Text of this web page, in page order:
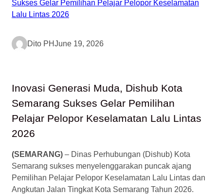
Dito PHJune 19, 2026
Inovasi Generasi Muda, Dishub Kota
Semarang Sukses Gelar Pemilihan
Pelajar Pelopor Keselamatan Lalu Lintas
2026
(SEMARANG) – Dinas Perhubungan (Dishub) Kota
Semarang sukses menyelenggarakan puncak ajang
Pemilihan Pelajar Pelopor Keselamatan Lalu Lintas dan
Angkutan Jalan Tingkat Kota Semarang Tahun 2026.